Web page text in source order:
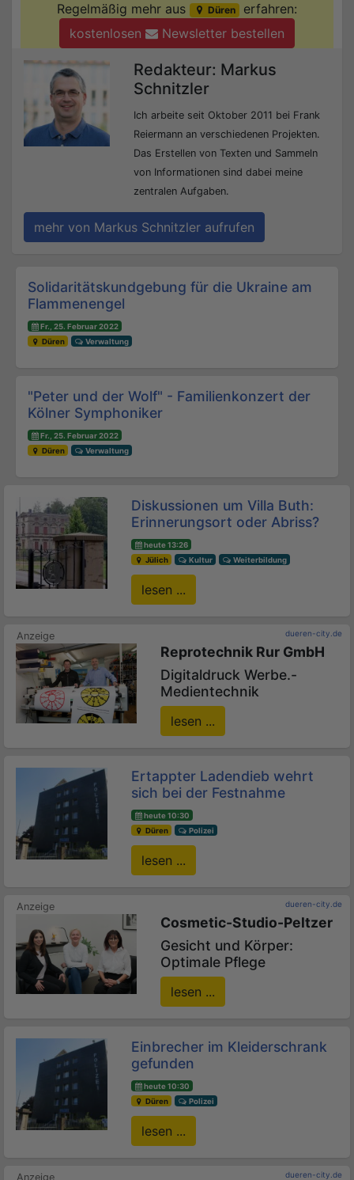
Regelmäßig mehr aus Düren
erfahren:
kostenlosen
Newsletter bestellen
Redakteur: Markus
Schnitzler
Ich arbeite seit Oktober 2011 bei Frank
Reiermann an verschiedenen Projekten.
Das Erstellen von Texten und Sammeln
von Informationen sind dabei meine
zentralen Aufgaben.
mehr von Markus Schnitzler aufrufen
Beitrags-Navigation
Solidaritätskundgebung für die Ukraine am
Flammenengel
Fr., 25. Februar 2022
Düren
Verwaltung
"Peter und der Wolf" - Familienkonzert der
Kölner Symphoniker
Fr., 25. Februar 2022
Düren
Verwaltung
Diskussionen um Villa Buth:
Erinnerungsort oder Abriss?
heute 13:26
Jülich
Kultur Weiterbildung
lesen ...
dueren-city.de
Reprotechnik Rur GmbH
Digitaldruck Werbe.-
Medientechnik
lesen ...
Ertappter Ladendieb wehrt
sich bei der Festnahme
heute 10:30
Düren
Polizei
lesen ...
dueren-city.de
Cosmetic-Studio-Peltzer
Gesicht und Körper:
Optimale Pflege
lesen ...
Einbrecher im Kleiderschrank
gefunden
heute 10:30
Düren
Polizei
lesen ...
dueren-city.de